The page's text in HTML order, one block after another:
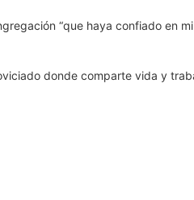
“que haya confiado en
donde comparte vida y